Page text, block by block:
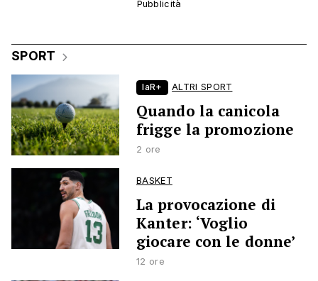
SPORT
laR+ ALTRI SPORT
Quando la canicola
frigge la promozione
2 ore
BASKET
La provocazione di
Kanter: ‘Voglio
giocare con le donne’
12 ore